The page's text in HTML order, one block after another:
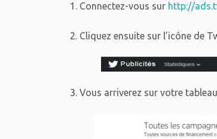
1. Connectez-vous sur http://
2. Cliquez ensuite sur l’icône de
3. Vous arriverez sur votre